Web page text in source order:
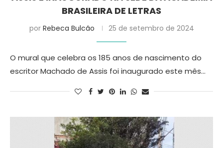
BRASILEIRA DE LETRAS
por Rebeca Bulcão 25 de setembro de 2024
O mural que celebra os 185 anos de nascimento do
escritor Machado de Assis foi inaugurado este mês…